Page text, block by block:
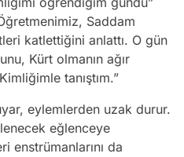
Saddam
katlettiğini anlattı. O gün
Kürt olmanın ağır
tanıştım.”
eylemlerden uzak durur.
eğlenceye
enstrümanlarını da